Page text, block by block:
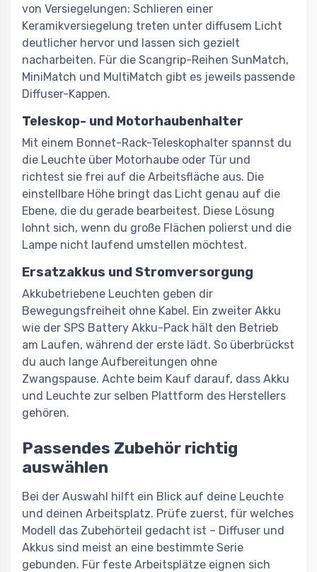
von Versiegelungen: Schlieren einer
Keramikversiegelung treten unter diffusem Licht
deutlicher hervor und lassen sich gezielt
nacharbeiten. Für die Scangrip-Reihen SunMatch,
MiniMatch und MultiMatch gibt es jeweils passende
Diffuser-Kappen.
Teleskop- und Motorhaubenhalter
Mit einem Bonnet-Rack-Teleskophalter spannst du
die Leuchte über Motorhaube oder Tür und
richtest sie frei auf die Arbeitsfläche aus. Die
einstellbare Höhe bringt das Licht genau auf die
Ebene, die du gerade bearbeitest. Diese Lösung
lohnt sich, wenn du große Flächen polierst und die
Lampe nicht laufend umstellen möchtest.
Ersatzakkus und Stromversorgung
Akkubetriebene Leuchten geben dir
Bewegungsfreiheit ohne Kabel. Ein zweiter Akku
wie der SPS Battery Akku-Pack hält den Betrieb
am Laufen, während der erste lädt. So überbrückst
du auch lange Aufbereitungen ohne
Zwangspause. Achte beim Kauf darauf, dass Akku
und Leuchte zur selben Plattform des Herstellers
gehören.
Passendes Zubehör richtig
auswählen
Bei der Auswahl hilft ein Blick auf deine Leuchte
und deinen Arbeitsplatz. Prüfe zuerst, für welches
Modell das Zubehörteil gedacht ist – Diffuser und
Akkus sind meist an eine bestimmte Serie
gebunden. Für feste Arbeitsplätze eignen sich